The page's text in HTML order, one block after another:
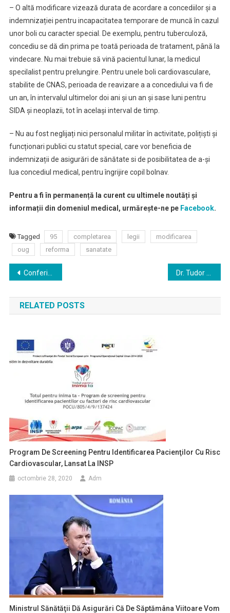
– O altă modificare vizează durata de acordare a concediilor și a
indemnizației pentru incapacitatea temporare de muncă în cazul
unor boli cu caracter special. De exemplu, pentru tuberculoză,
concediu se dă din prima pe toată perioada de tratament, până la
vindecare. Nu mai trebuie să vină pacientul lunar, la medicul
specilalist pentru prelungire. Pentru unele boli cardiovasculare,
stabilite de CNAS, perioada de reavizare a a concediului va fi de
un an, în intervalul ultimelor doi ani și un an și sase luni pentru
SIDA și neoplazii, tot în același interval de timp.
– Nu au fost neglijați nici personalul militar în activitate, polițiști și
funcționari publici cu statut special, care vor beneficia de
indemnizații de asigurări de sănătate si de posibilitatea de a-și
lua concediul medical, pentru îngrijire copil bolnav.
Pentru a fi în permanență la curent cu ultimele noutăți și
informații din domeniul medical, urmărește-ne pe Facebook.
Tagged 95 completarea legii
modificarea
oug
reforma sanatate
Navigare
în
articole
Conferinta medicala „MANAGEMENTUL DIABETULUI ZAHARAT – CENTRAT PE PACIENT”
RELATED POSTS
Program De Screening Pentru Identificarea Pacienţilor Cu Risc
Cardiovascular, Lansat La INSP
octombrie 28, 2020 Adm
Ministrul Sănătăţii Dă Asigurări Că De Săptămâna Viitoare Vom